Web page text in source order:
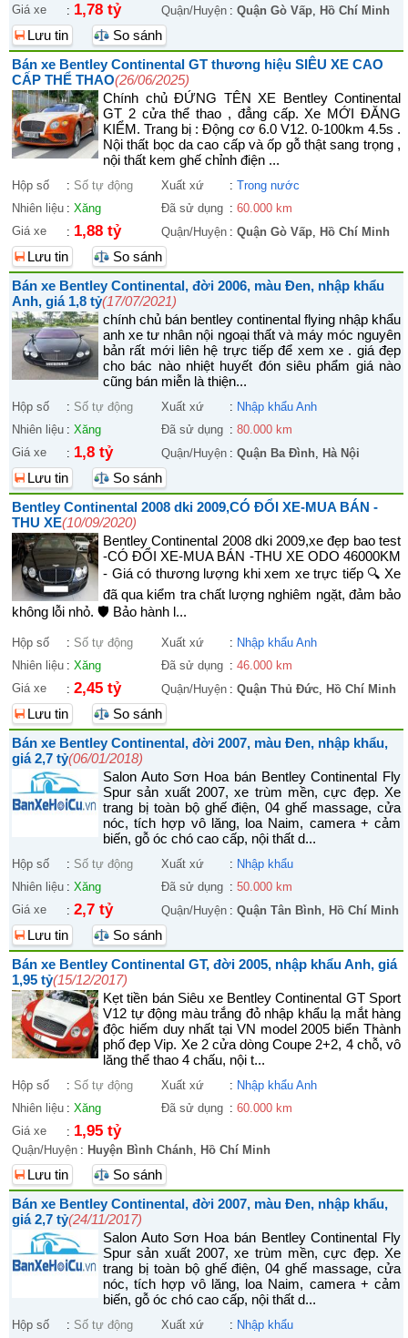
Giá xe
: 1,78 tỷ Quận/Huyện : Quận Gò Vấp, Hồ Chí Minh
Lưu tin
So sánh
Bán xe Bentley Continental GT thương hiệu SIÊU XE CAO
CẤP THỂ THAO(26/06/2025)
Chính chủ ĐỨNG TÊN XE Bentley Continental
GT 2 cửa thể thao , đẳng cấp. Xe MỚI ĐĂNG
KIỂM. Trang bị : Động cơ 6.0 V12. 0-100km 4.5s .
Nội thất bọc da cao cấp và ốp gỗ thật sang trọng ,
nội thất kem ghế chỉnh điện ...
Hộp số : Số tự động Xuất xứ : Trong nước
Nhiên liệu : Xăng Đã sử dụng : 60.000 km
Giá xe
: 1,88 tỷ Quận/Huyện : Quận Gò Vấp, Hồ Chí Minh
Lưu tin
So sánh
Bán xe Bentley Continental, đời 2006, màu Đen, nhập khẩu
Anh, giá 1,8 tỷ(17/07/2021)
chính chủ bán bentley continental flying nhập khẩu
anh xe tư nhân nội ngoại thất và máy móc nguyên
bản rất mới liên hệ trực tiếp để xem xe . giá đẹp
cho bác nào nhiệt huyết đón siêu phẩm giá nào
cũng bán miễn là thiện...
Hộp số : Số tự động Xuất xứ : Nhập khẩu Anh
Nhiên liệu : Xăng Đã sử dụng : 80.000 km
Giá xe
: 1,8 tỷ Quận/Huyện : Quận Ba Đình, Hà Nội
Lưu tin
So sánh
Bentley Continental 2008 dki 2009,CÓ ĐỔI XE-MUA BÁN -
THU XE(10/09/2020)
Bentley Continental 2008 dki 2009,xe đẹp bao test
-CÓ ĐỔI XE-MUA BÁN -THU XE ODO 46000KM
- Giá có thương lượng khi xem xe trực tiếp 🔍 Xe
đã qua kiểm tra chất lượng nghiêm ngặt, đảm bảo
không lỗi nhỏ. 🛡 Bảo hành l...
Hộp số : Số tự động Xuất xứ : Nhập khẩu Anh
Nhiên liệu : Xăng Đã sử dụng : 46.000 km
Giá xe
: 2,45 tỷ Quận/Huyện : Quận Thủ Đức, Hồ Chí Minh
Lưu tin
So sánh
Bán xe Bentley Continental, đời 2007, màu Đen, nhập khẩu,
giá 2,7 tỷ(06/01/2018)
Salon Auto Sơn Hoa bán Bentley Continental Fly
Spur sản xuất 2007, xe trùm mền, cực đẹp. Xe
trang bị toàn bộ ghế điện, 04 ghế massage, cửa
nóc, tích hợp vô lăng, loa Naim, camera + cảm
biến, gỗ óc chó cao cấp, nội thất d...
Hộp số : Số tự động Xuất xứ : Nhập khẩu
Nhiên liệu : Xăng Đã sử dụng : 50.000 km
Giá xe
: 2,7 tỷ Quận/Huyện : Quận Tân Bình, Hồ Chí Minh
Lưu tin
So sánh
Bán xe Bentley Continental GT, đời 2005, nhập khẩu Anh, giá
1,95 tỷ(15/12/2017)
Kẹt tiền bán Siêu xe Bentley Continental GT Sport
V12 tự động màu trắng đỏ nhập khẩu lạ mắt hàng
độc hiếm duy nhất tại VN model 2005 biển Thành
phố đẹp Vip. Xe 2 cửa dòng Coupe 2+2, 4 chỗ, vô
lăng thể thao 4 chấu, nội t...
Hộp số : Số tự động Xuất xứ : Nhập khẩu Anh
Nhiên liệu : Xăng Đã sử dụng : 60.000 km
Giá xe
: 1,95 tỷ
Quận/Huyện : Huyện Bình Chánh, Hồ Chí Minh
Lưu tin
So sánh
Bán xe Bentley Continental, đời 2007, màu Đen, nhập khẩu,
giá 2,7 tỷ(24/11/2017)
Salon Auto Sơn Hoa bán Bentley Continental Fly
Spur sản xuất 2007, xe trùm mền, cực đẹp. Xe
trang bị toàn bộ ghế điện, 04 ghế massage, cửa
nóc, tích hợp vô lăng, loa Naim, camera + cảm
biến, gỗ óc chó cao cấp, nội thất d...
Hộp số : Số tự động Xuất xứ : Nhập khẩu